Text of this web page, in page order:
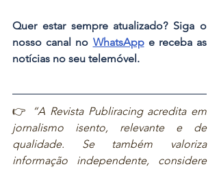
Quer estar sempre atualizado? Siga o
nosso canal no WhatsApp e receba as
notícias no seu telemóvel.
👉
“A Revista Publiracing acredita em
jornalismo isento, relevante e de
qualidade. Se também valoriza
informação independente, considere